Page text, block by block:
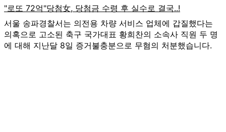
서울 송파경찰서는 의전용 차량 서비스 업체에 갑질했다는
의혹으로 고소된 축구 국가대표 황희찬의 소속사 직원 두 명
에 대해 지난달 8일 증거불충분으로 무혐의 처분했습니다.